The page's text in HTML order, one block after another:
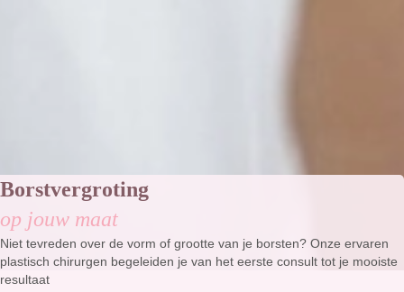
Borstvergroting
op jouw maat
Niet tevreden over de vorm of grootte van je borsten? Onze ervaren
plastisch chirurgen begeleiden je van het eerste consult tot je mooiste
resultaat